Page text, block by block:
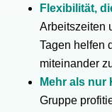
Flexibilität,
Arbeitszeiten
Tagen helfen
miteinander
Mehr als nur
Gruppe